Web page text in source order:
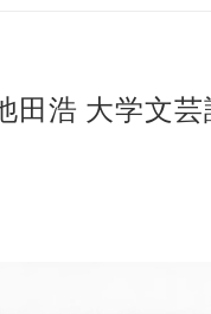
田浩 大学文